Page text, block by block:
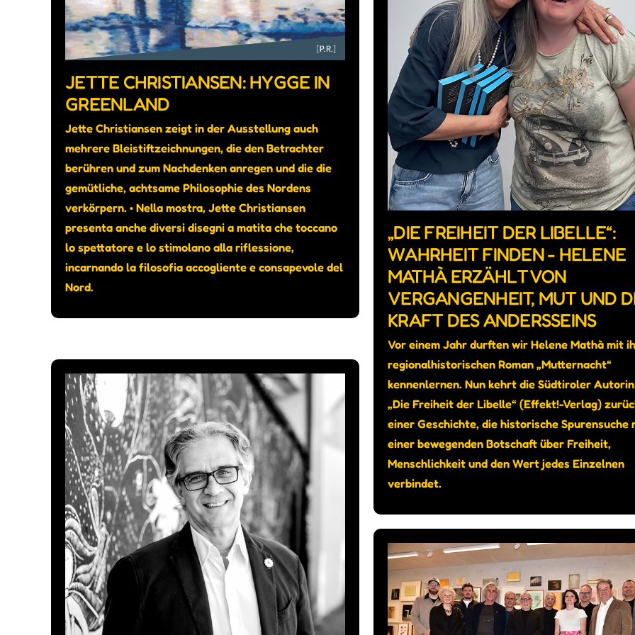
JETTE CHRISTIANSEN: HYGGE IN
GREENLAND
Jette Christiansen zeigt in der Ausstellung auch
mehrere Bleistiftzeichnungen, die den Betrachter
berühren und zum Nachdenken anregen und die die
gemütliche, achtsame Philosophie des Nordens
verkörpern. • Nella mostra, Jette Christiansen
presenta anche diversi disegni a matita che toccano
lo spettatore e lo stimolano alla riflessione,
incarnando la filosofia accogliente e consapevole del
Nord.
„DIE FREIHEIT DER LIBELLE“:
WAHRHEIT FINDEN - HELENE
MATHÀ ERZÄHLT VON
VERGANGENHEIT, MUT UND
KRAFT DES ANDERSSEINS
Vor einem Jahr durften wir Helene Mathà mit
regionalhistorischen Roman „Mutternacht“
kennenlernen. Nun kehrt die Südtiroler
„Die Freiheit der Libelle“ (Effekt!-Verlag)
einer Geschichte, die historische Spurensuche
einer bewegenden Botschaft über Freiheit,
Menschlichkeit und den Wert jedes Einzelnen
verbindet.